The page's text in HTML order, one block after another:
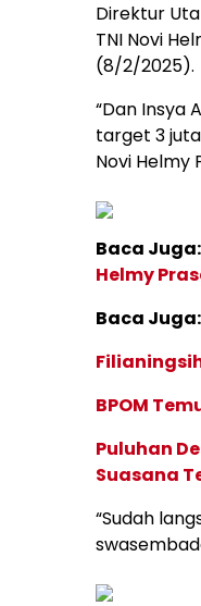
Direktur
TNI Novi
(8/2/2025).
“Dan Insya
target 3
Novi Helmy
Baca Juga:
Helmy
Baca Juga:
BPOM
Puluhan
Suasana
“Sudah